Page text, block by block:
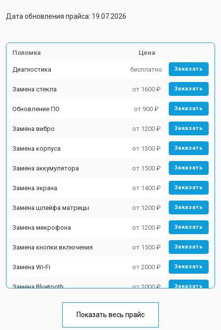
Дата обновления прайса: 19.07.2026
Поломка Цена
Диагностика бесплатно Заказать
Замена стекла от 1600 ₽ Заказать
Обновление ПО от 900 ₽ Заказать
Замена вибро от 1200 ₽ Заказать
Замена корпуса от 1300 ₽ Заказать
Замена аккумулятора от 1500 ₽ Заказать
Замена экрана от 1400 ₽ Заказать
Замена шлейфа матрицы от 1200 ₽ Заказать
Замена микрофона от 1200 ₽ Заказать
Замена кнопки включения от 1500 ₽ Заказать
Замена Wi-Fi от 2000 ₽ Заказать
Замена Bluetooth от 2000 ₽ Заказать
Показать весь прайс